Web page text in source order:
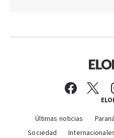
Últimas noticias Paraná
Sociedad